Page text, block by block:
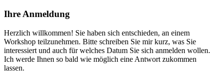
Ihre Anmeldung
Herzlich willkommen! Sie haben sich entschieden, an einem
Workshop teilzunehmen. Bitte schreiben Sie mir kurz, was Sie
interessiert und auch für welches Datum Sie sich anmelden wollen.
Ich werde Ihnen so bald wie möglich eine Antwort zukommen
lassen.